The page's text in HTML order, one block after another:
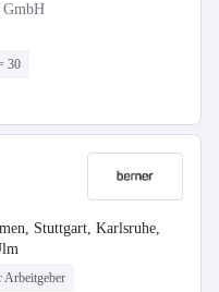
30
Stuttgart, Karlsruhe,
Arbeitgeber